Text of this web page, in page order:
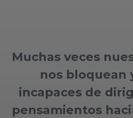
Muchas veces
nos bloquean
incapaces de
pensamientos